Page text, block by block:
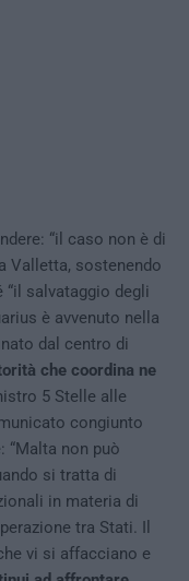
“il caso non è di
Valletta, sostenendo
“il salvataggio degli
è avvenuto nella
dal centro di
che coordina ne
5 Stelle alle
congiunto
“Malta non può
si tratta di
in materia di
tra Stati. Il
vi si affacciano e